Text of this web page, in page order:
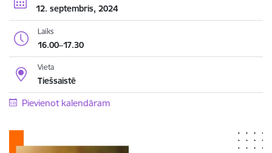
12. septembris, 2024
Laiks
16.00–17.30
Vieta
Tiešsaistē
Pievienot kalendāram